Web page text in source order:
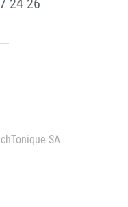
24 26
SA